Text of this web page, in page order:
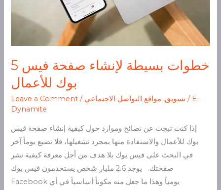
5 خطوات بسيطة لإنشاء صفحة فيس
بوك للأعمال
Leave a Comment / تسويق, مواقع التواصل الاجتماعي / E-
Dynamite
إذا كنت تبحث عن نصائح وموارد حول كيفية إنشاء صفحة فيس
بوك للأعمال والاستفادة منها بمجرد تشغيلها، فلا تضيع يوماً آخر
في البحث على فيس بوك بلا هدف من أجل معرفة كيفية نشر
صفحتك. يوجد 2.6 مليار شخص يستخدمون فيس بوك
Facebook يومياً وهذا ما جعل منه مكوناً أساسياً في أي